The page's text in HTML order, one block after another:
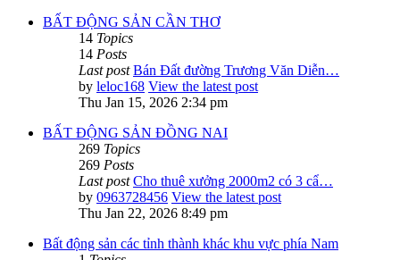
BẤT ĐỘNG SẢN CẦN THƠ
14 Topics
14 Posts
Last post Bán Đất đường Trương Văn Diễn…
by leloc168 View the latest post
Thu Jan 15, 2026 2:34 pm
BẤT ĐỘNG SẢN ĐỒNG NAI
269 Topics
269 Posts
Last post Cho thuê xưởng 2000m2 có 3 cẩ…
by 0963728456 View the latest post
Thu Jan 22, 2026 8:49 pm
Bất động sản các tỉnh thành khác khu vực phía Nam